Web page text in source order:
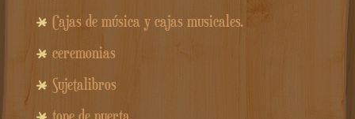
Cajas de música y cajas musicales.
ceremonias
Sujetalibros